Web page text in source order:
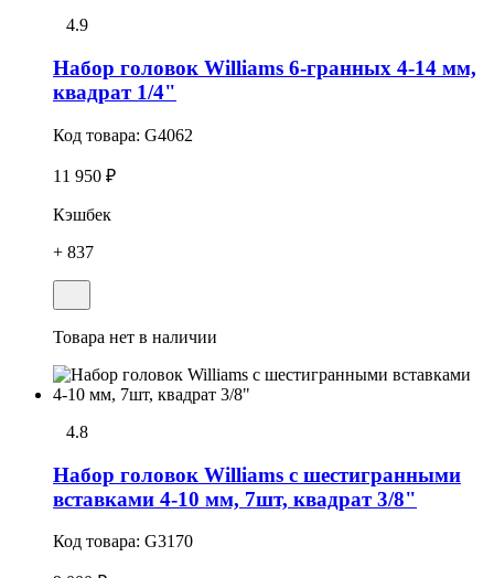
4.9
Набор головок Williams 6-гранных 4-14 мм,
квадрат 1/4"
Код товара: G4062
11 950 ₽
Кэшбек
+ 837
Товара нет в наличии
4.8
Набор головок Williams с шестигранными
вставками 4-10 мм, 7шт, квадрат 3/8"
Код товара: G3170